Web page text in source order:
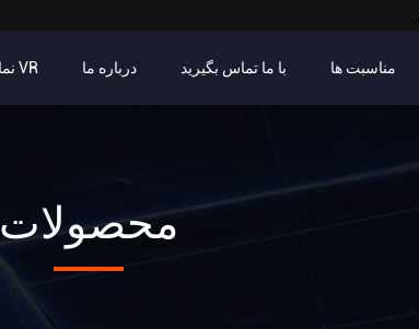
نمایش VR درباره ما با ما تماس بگیرید مناسبت ها
محصولات